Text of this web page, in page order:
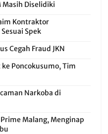
Masih Diselidiki
Kontraktor
Spek
Cegah Fraud JKN
Poncokusumo, Tim
Narkoba di
Malang, Menginap